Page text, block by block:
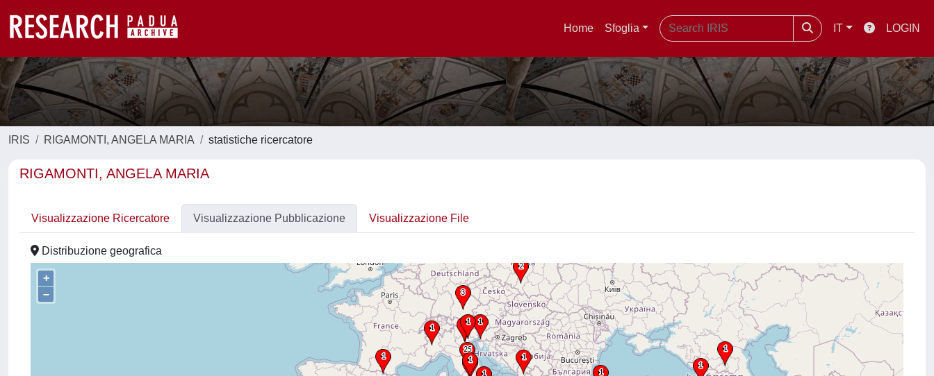
Home Sfoglia IT LOGIN
IRIS RIGAMONTI, ANGELA MARIA statistiche ricercatore
RIGAMONTI, ANGELA MARIA
Visualizzazione Ricercatore Visualizzazione Pubblicazione Visualizzazione File
Distribuzione geografica
+
–